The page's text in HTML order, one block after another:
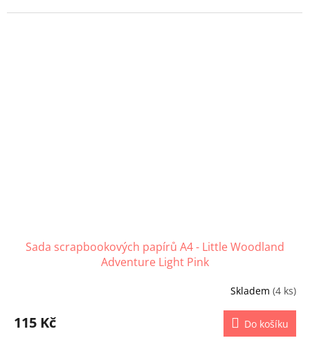
Sada scrapbookových papírů A4 - Little Woodland
Adventure Light Pink
Skladem (4 ks)
115 Kč Do košíku